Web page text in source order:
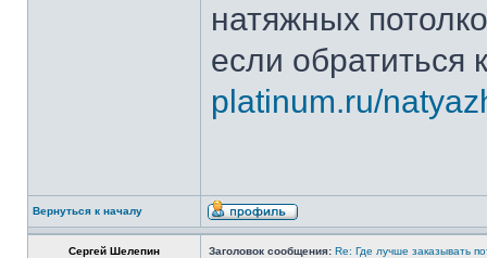
натяжных
если
platinum.ru/
Вернуться к началу
Сергей Шелепин Заголовок сообщения: Re: Где лучше заказывать